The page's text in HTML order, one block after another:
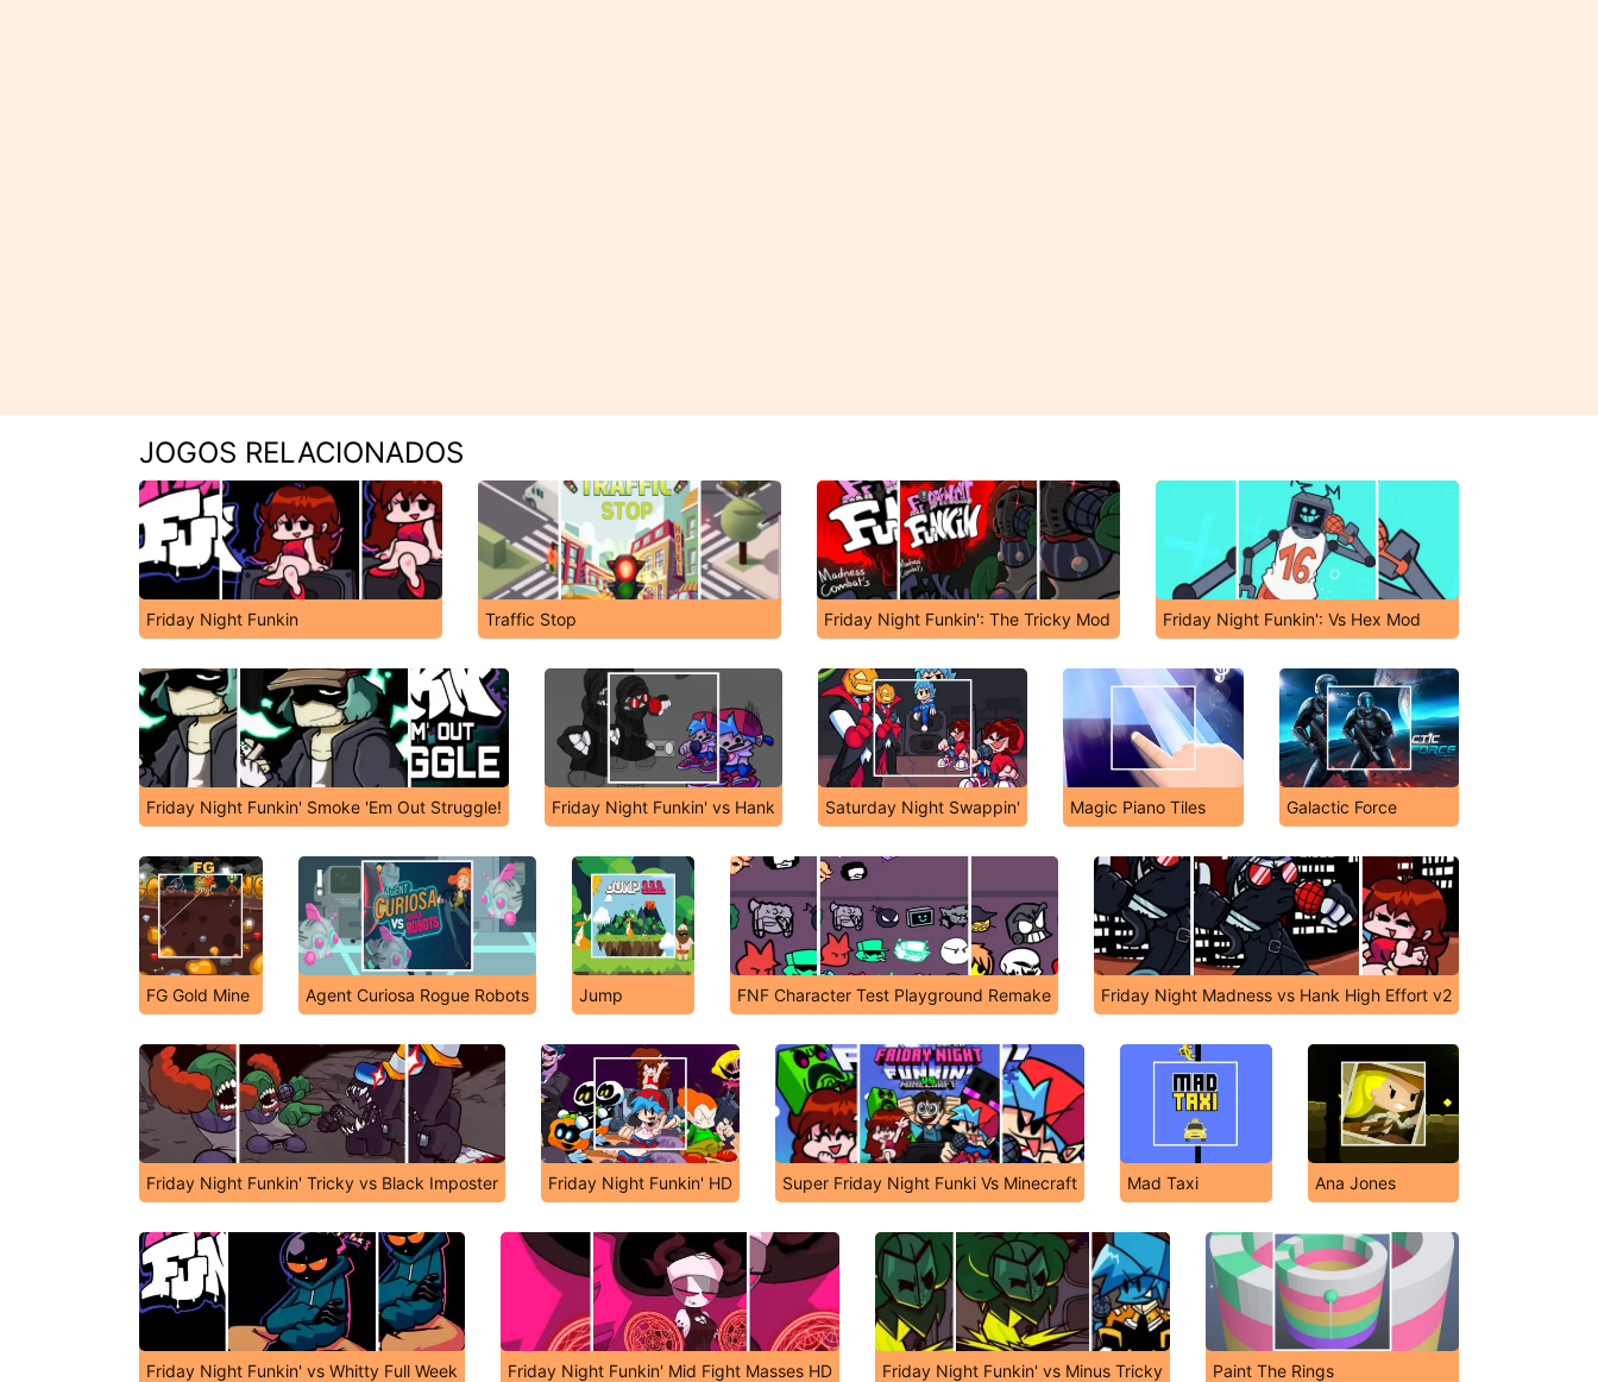
JOGOS RELACIONADOS
Friday Night Funkin Traffic Stop Friday Night Funkin': The Tricky Mod Friday Night Funkin': Vs Hex Mod
Friday Night Funkin' Smoke 'Em Out Struggle! Friday Night Funkin' vs Hank Saturday Night Swappin' Magic Piano Tiles Galactic Force
FG Gold Mine Agent Curiosa Rogue Robots Jump FNF Character Test Playground Remake Friday Night Madness vs Hank High Effort v2
Friday Night Funkin' Tricky vs Black Imposter Friday Night Funkin' HD Super Friday Night Funki Vs Minecraft Mad Taxi Ana Jones
Friday Night Funkin' vs Whitty Full Week Friday Night Funkin' Mid Fight Masses HD Friday Night Funkin' vs Minus Tricky Paint The Rings